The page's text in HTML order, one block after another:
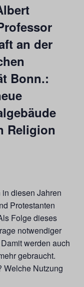
an der
Bonn.:
Religion
diesen Jahren
Protestanten
Folge dieses
notwendiger
werden auch
gebraucht.
Welche Nutzung